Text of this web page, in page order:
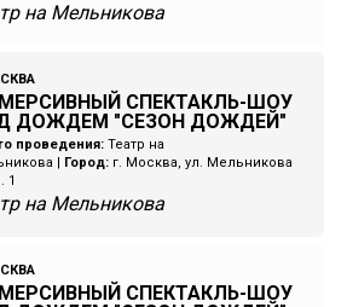
на Мельникова
СПЕКТАКЛЬ-ШОУ
ДОЖДЕМ "СЕЗОН ДОЖДЕЙ"
проведения: Театр на
Город: г. Москва, ул. Мельникова
1
на Мельникова
СПЕКТАКЛЬ-ШОУ